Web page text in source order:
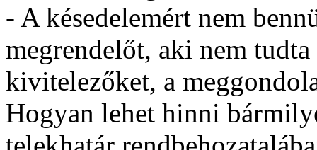
- A késedelemért nem
megrendelőt, aki nem
kivitelezőket, a
Hogyan lehet hinni